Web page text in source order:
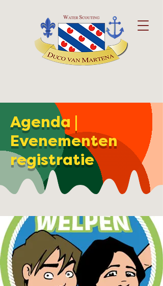
Agenda |
Evenementen
registratie